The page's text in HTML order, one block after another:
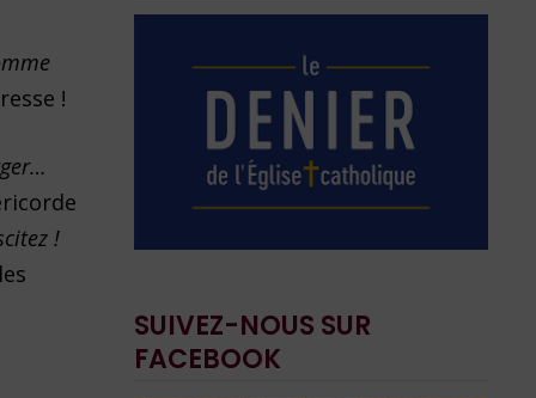
!
!
SUIVEZ-NOUS SUR
FACEBOOK